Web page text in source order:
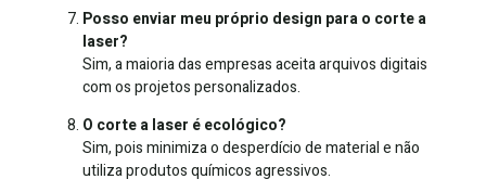
Posso enviar meu próprio design para o corte a
laser?
Sim, a maioria das empresas aceita arquivos digitais
com os projetos personalizados.
O corte a laser é ecológico?
Sim, pois minimiza o desperdício de material e não
utiliza produtos químicos agressivos.